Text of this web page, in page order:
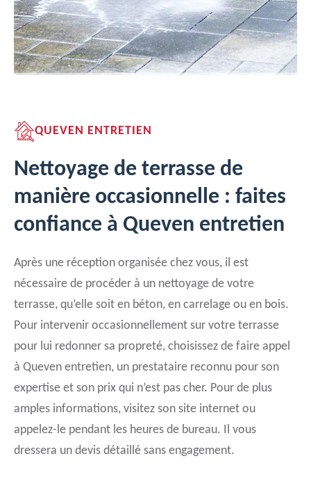
QUEVEN ENTRETIEN
Nettoyage de terrasse de
manière occasionnelle : faites
confiance à Queven entretien
Après une réception organisée chez vous, il est
nécessaire de procéder à un nettoyage de votre
terrasse, qu’elle soit en béton, en carrelage ou en bois.
Pour intervenir occasionnellement sur votre terrasse
pour lui redonner sa propreté, choisissez de faire appel
à Queven entretien, un prestataire reconnu pour son
expertise et son prix qui n’est pas cher. Pour de plus
amples informations, visitez son site internet ou
appelez-le pendant les heures de bureau. Il vous
dressera un devis détaillé sans engagement.